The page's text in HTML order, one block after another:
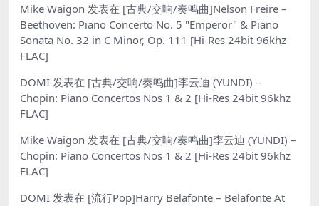
Mike Waigon 发表在 [古典/交响/奏鸣曲]Nelson Freire –
Beethoven: Piano Concerto No. 5 "Emperor" & Piano
Sonata No. 32 in C Minor, Op. 111 [Hi-Res 24bit 96khz
FLAC]
DOMI 发表在 [古典/交响/奏鸣曲]李云迪 (YUNDI) –
Chopin: Piano Concertos Nos 1 & 2 [Hi-Res 24bit 96khz
FLAC]
Mike Waigon 发表在 [古典/交响/奏鸣曲]李云迪 (YUNDI) –
Chopin: Piano Concertos Nos 1 & 2 [Hi-Res 24bit 96khz
FLAC]
DOMI 发表在 [流行Pop]Harry Belafonte – Belafonte At